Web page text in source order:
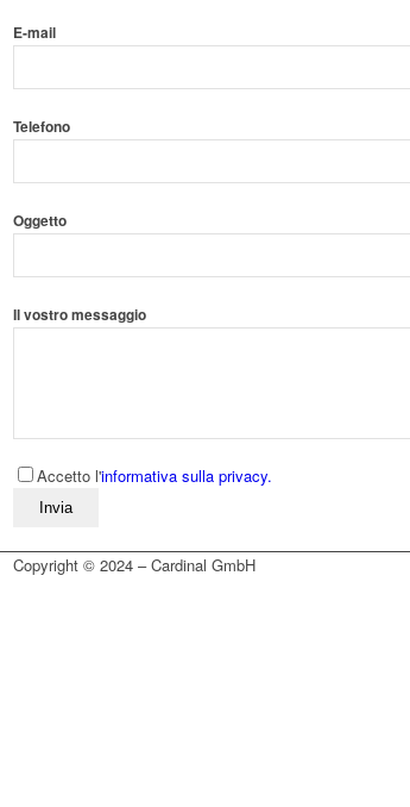
E-mail
Telefono
Oggetto
Il vostro messaggio
Accetto l'informativa sulla privacy.
Bitte lassen Sie dieses Feld leer
Copyright © 2024 – Cardinal GmbH